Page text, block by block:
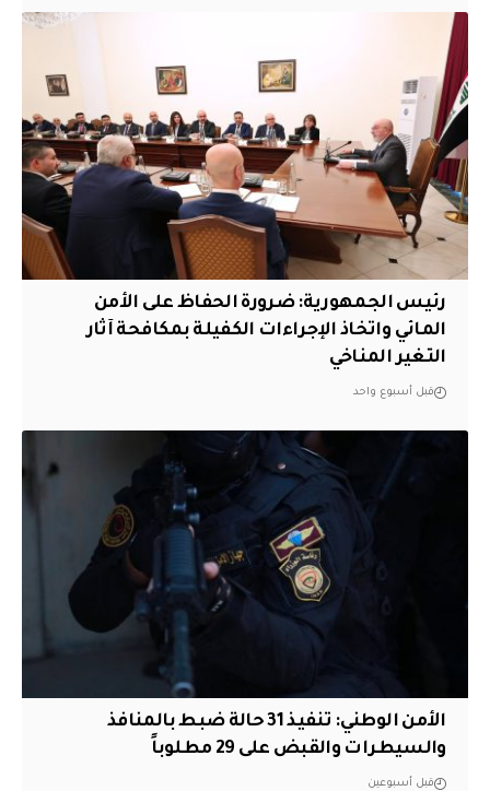
رئيس الجمهورية: ضرورة الحفاظ على الأمن
المائي واتخاذ الإجراءات الكفيلة بمكافحة آثار
التغير المناخي
قبل أسبوع واحد
الأمن الوطني: تنفيذ 31 حالة ضبط بالمنافذ
والسيطرات والقبض على 29 مطلوباً
قبل أسبوعين